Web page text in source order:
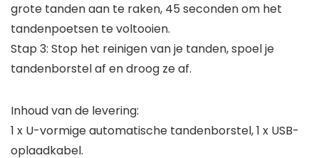
grote tanden aan te raken, 45 seconden om het
tandenpoetsen te voltooien.
Stap 3: Stop het reinigen van je tanden, spoel je
tandenborstel af en droog ze af.
Inhoud van de levering:
1 x U-vormige automatische tandenborstel, 1 x USB-
oplaadkabel.